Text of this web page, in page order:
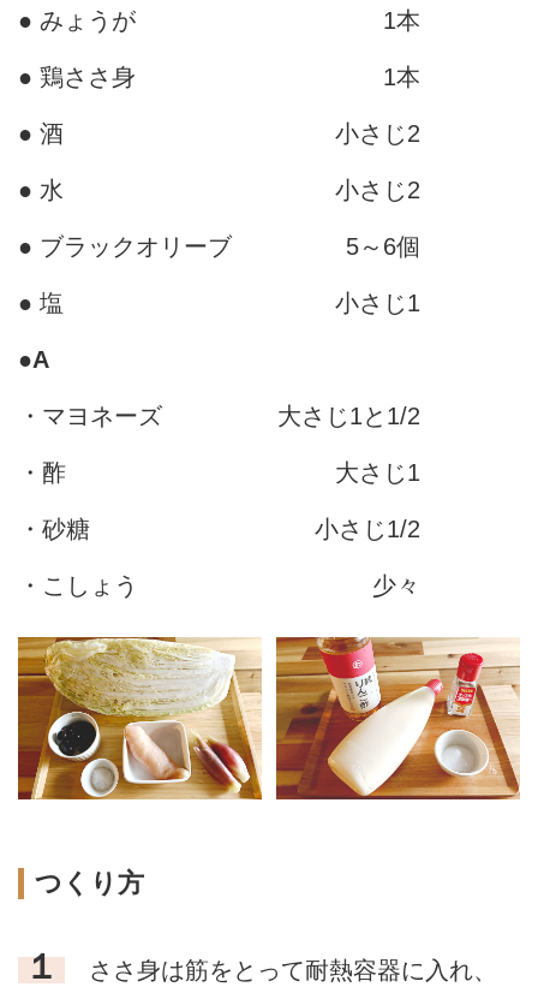
● みょうが 1本
● 鶏ささ身 1本
● 酒 小さじ2
● 水 小さじ2
● ブラックオリーブ 5～6個
● 塩 小さじ1
●A
・マヨネーズ 大さじ1と1/2
・酢 大さじ1
・砂糖 小さじ1/2
・こしょう 少々
つくり方
１
ささ身は筋をとって耐熱容器に入れ、